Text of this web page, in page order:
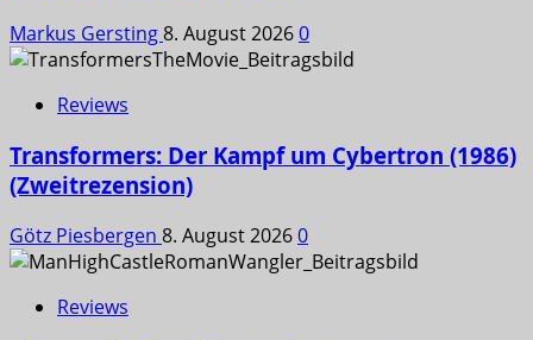
Markus Gersting8. August 20260
Reviews
Transformers: Der Kampf um Cybertron (1986)
(Zweitrezension)
Götz Piesbergen 8. August 20260
Reviews